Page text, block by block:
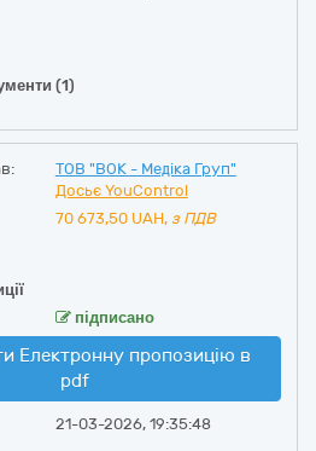
(1)
ТОВ "ВОК - Медіка Груп"
Досьє YouControl
70 673,50 UAH, з ПДВ
підписано
Електронну пропозицію в
pdf
21-03-2026, 19:35:48